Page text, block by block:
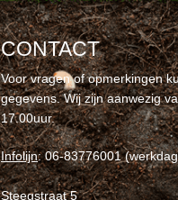
CONTACT
Voor vragen of opmerkingen
gegevens. Wij zijn aanwezig
17.00uur.
Infolijn: 06-83776001
Steegstraat 5